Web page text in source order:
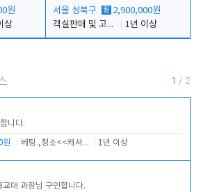
원
상
서울 성북구 월 2,900,000원
객실판매 및 고객응대
1년 이상
1 / 2
니다.
베팅.,청소<<캐셔 모셔봅니다. 1년 이상
대 과장님 구인합니다.